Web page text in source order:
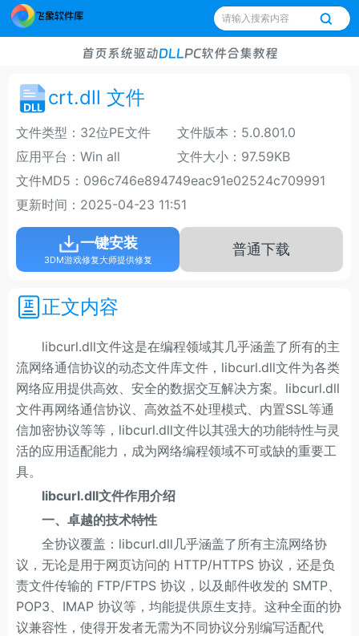
首页系统驱动DLLPC软件合集教程
crt.dll 文件
文件类型：32位PE文件
文件版本：5.0.801.0
应用平台：Win all
文件大小：97.59KB
文件MD5：096c746e894749eac91e02524c709991
更新时间：2025-04-23 11:51
一键安装
3DM游戏修复大师提供修复
普通下载
正文内容
libcurl.dll文件这是在编程领域其几乎涵盖了所有的主
流网络通信协议的动态文件库文件，libcurl.dll文件为各类
网络应用提供高效、安全的数据交互解决方案。libcurl.dll
文件再网络通信协议、高效益不处理模式、内置SSL等通
信加密协议等等，libcurl.dll文件以其强大的功能特性与灵
活的应用适配能力，成为网络编程领域不可或缺的重要工
具。
libcurl.dll文件作用介绍
一、卓越的技术特性
全协议覆盖：libcurl.dll几乎涵盖了所有主流网络协
议，无论是用于网页访问的 HTTP/HTTPS 协议，还是负
责文件传输的 FTP/FTPS 协议，以及邮件收发的 SMTP、
POP3、IMAP 协议等，均能提供原生支持。这种全面的协
议兼容性，使得开发者无需为不同协议分别编写适配代